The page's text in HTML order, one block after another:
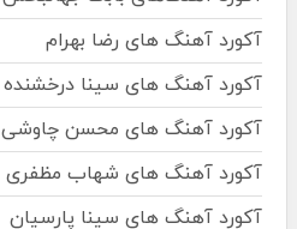
آکورد آهنگ های رضا بهرام
آکورد آهنگ های سینا درخشنده
آکورد آهنگ های محسن چاوشی
آکورد آهنگ های شهاب مظفری
آکورد آهنگ های سینا پارسیان